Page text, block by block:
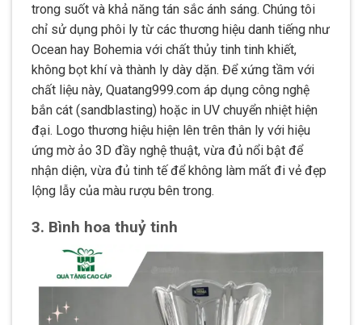
trong suốt và khả năng tán sắc ánh sáng. Chúng tôi
chỉ sử dụng phôi ly từ các thương hiệu danh tiếng như
Ocean hay Bohemia với chất thủy tinh tinh khiết,
không bọt khí và thành ly dày dặn. Để xứng tầm với
chất liệu này, Quatang999.com áp dụng công nghệ
bắn cát (sandblasting) hoặc in UV chuyển nhiệt hiện
đại. Logo thương hiệu hiện lên trên thân ly với hiệu
ứng mờ ảo 3D đầy nghệ thuật, vừa đủ nổi bật để
nhận diện, vừa đủ tinh tế để không làm mất đi vẻ đẹp
lộng lẫy của màu rượu bên trong.
3. Bình hoa thuỷ tinh